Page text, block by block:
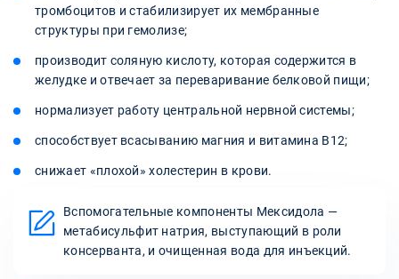
тромбоцитов и стабилизирует их мембранные
структуры при гемолизе;
производит соляную кислоту, которая содержится в
желудке и отвечает за переваривание белковой пищи;
нормализует работу центральной нервной системы;
способствует всасыванию магния и витамина B12;
снижает «плохой» холестерин в крови.
Вспомогательные компоненты Мексидола —
метабисульфит натрия, выступающий в роли
консерванта, и очищенная вода для инъекций.